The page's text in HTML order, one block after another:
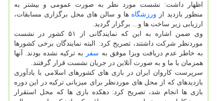
اظهار داشت: نشست مورد نظر به صورت عمومی و بیشتر به
منظور بازدید از ورزشگاه ها و سالن های محل برگزاری مسابقات،
ارزیابی زیر ساخت ها و... برگزار گردید.
وی ضمن اشاره به این که نمایندگانی از ۵۱ کشور در نشست
موردنظر شرکت داشتند، تصریح کرد: البته نمایندگان برخی کشورها
به خاطر عدم دریافت ویزا موفق به سفر
به ترکیه نشده بودند. آنها
همزمان با ما و به صورت آتلاین در جریان نشست قرار گرفتند.
سرپرست کاروان ایران در بازی های کشورهای اسلامی با یادآوری
بازدیدهای که از محل های موردنظر برای میزبانی ترکیه در این دوره
بازی ها انجام شد، تصریح کرد: دهکده بازی ها که محل استقرار